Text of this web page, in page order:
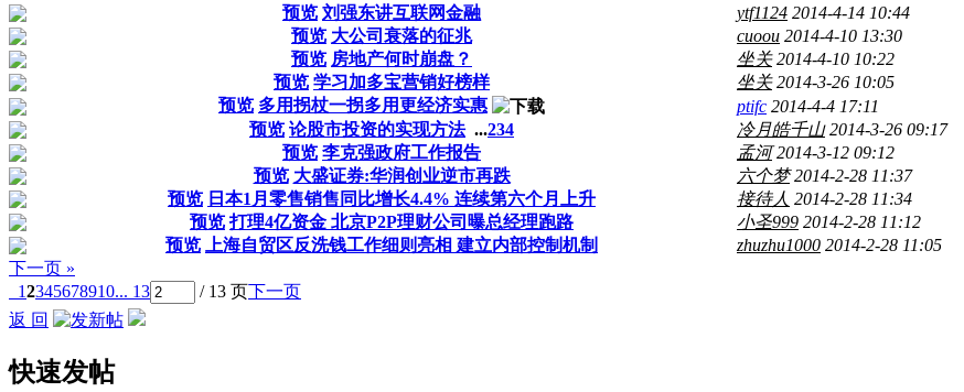
预览 刘强东讲互联网金融 ytf1124 2014-4-14 10:44
预览 大公司衰落的征兆 cuoou 2014-4-10 13:30
预览 房地产何时崩盘？ 坐关 2014-4-10 10:22
预览 学习加多宝营销好榜样 坐关 2014-3-26 10:05
预览 多用拐杖一拐多用更经济实惠 ptifc 2014-4-4 17:11
预览 论股市投资的实现方法 ...234 冷月皓千山 2014-3-26 09:17
预览 李克强政府工作报告 孟河 2014-3-12 09:12
预览 大盛证券:华润创业逆市再跌 六个梦 2014-2-28 11:37
预览 日本1月零售销售同比增长4.4% 连续第六个月上升 接待人 2014-2-28 11:34
预览 打理4亿资金 北京P2P理财公司曝总经理跑路 小圣999 2014-2-28 11:12
预览
上海自贸区反洗钱工作细则亮相 建立内部控制机制 zhuzhu1000 2014-2-28 11:05
下一页 »
12345678910... 13 / 13 页下一页
返 回
快速发帖